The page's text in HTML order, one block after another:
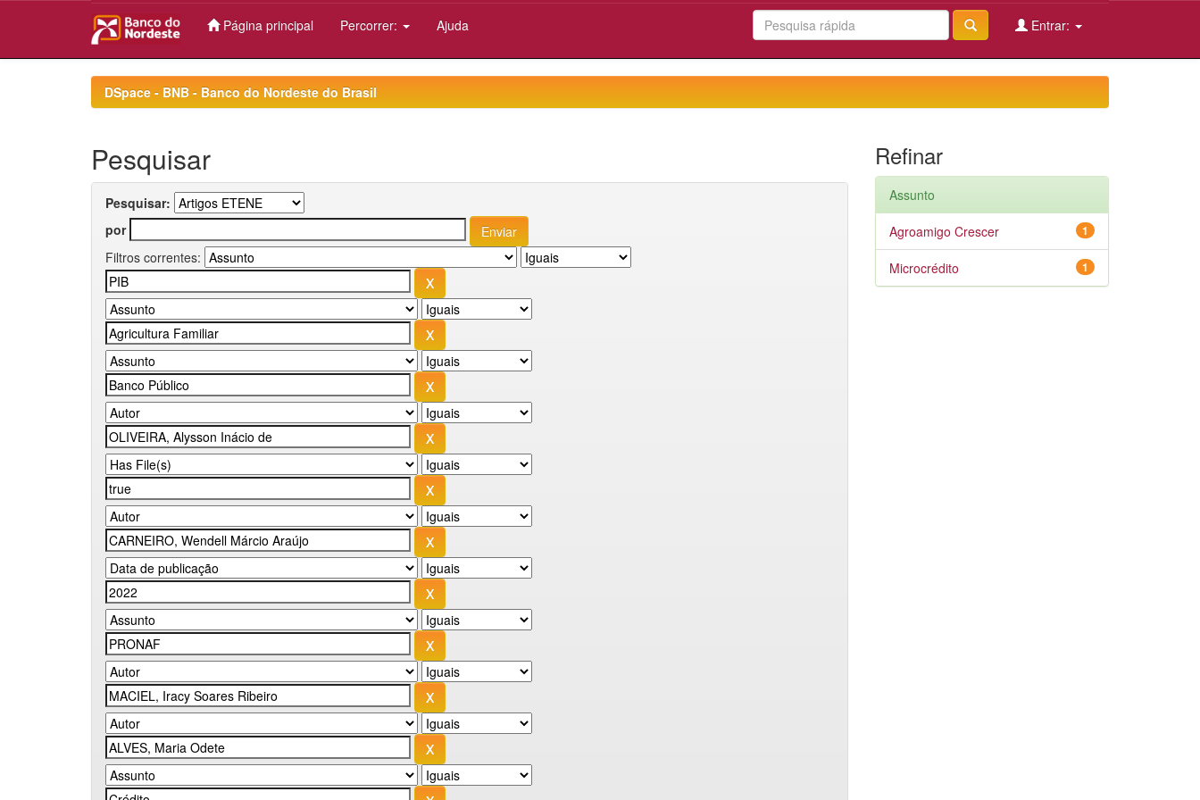
Página principal Percorrer: Ajuda Entrar:
DSpace - BNB - Banco do Nordeste do Brasil
Pesquisar
Pesquisar:
por
Filtros correntes:
Refinar
Assunto
1
Agroamigo Crescer
1
Microcrédito